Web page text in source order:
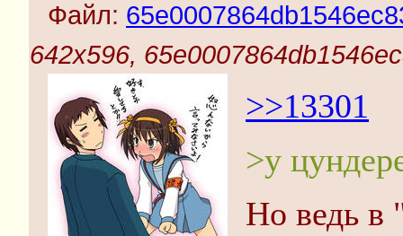
Файл:
642x596,
>>13301
>у
Но ведь в